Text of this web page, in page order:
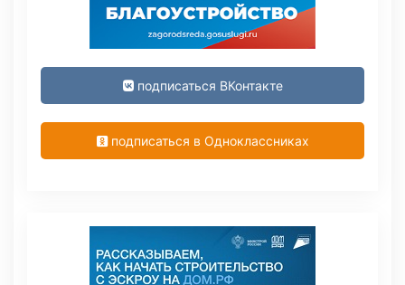
подписаться ВКонтакте
подписаться в Одноклассниках